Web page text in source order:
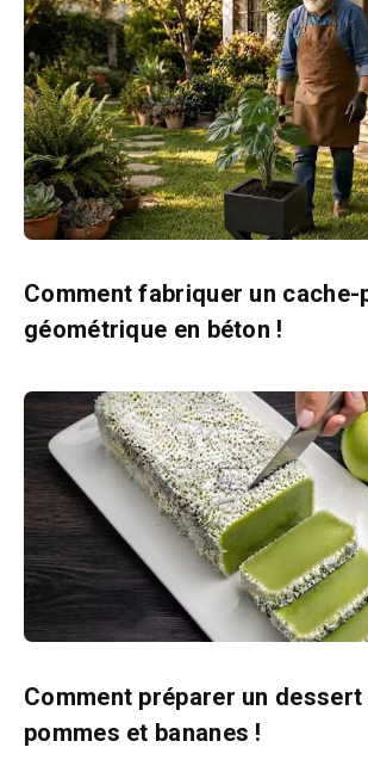
Comment fabriquer un cache-
géométrique en béton !
Comment préparer un dessert
pommes et bananes !